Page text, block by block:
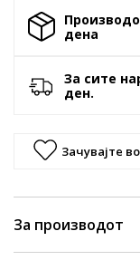
денa
За сите
ден.
Зачувајте
За производот